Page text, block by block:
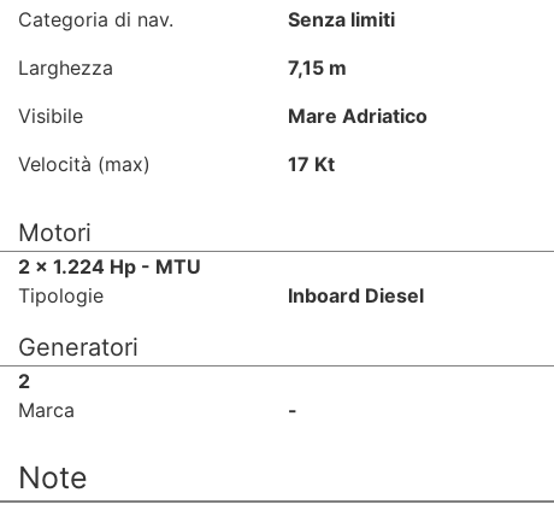
Categoria di nav. Senza limiti
Larghezza
7,15 m
Visibile
Mare Adriatico
Velocità (max)
17 Kt
Motori
2 x 1.224 Hp - MTU
Tipologie
Inboard Diesel
Generatori
2
Marca
-
Note